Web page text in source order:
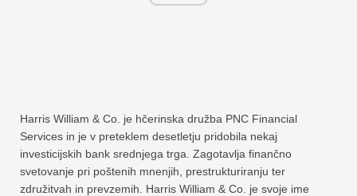
Harris William & Co. je hčerinska družba PNC Financial
Services in je v preteklem desetletju pridobila nekaj
investicijskih bank srednjega trga. Zagotavlja finančno
svetovanje pri poštenih mnenjih, prestrukturiranju ter
združitvah in prevzemih. Harris William & Co. je svoje ime